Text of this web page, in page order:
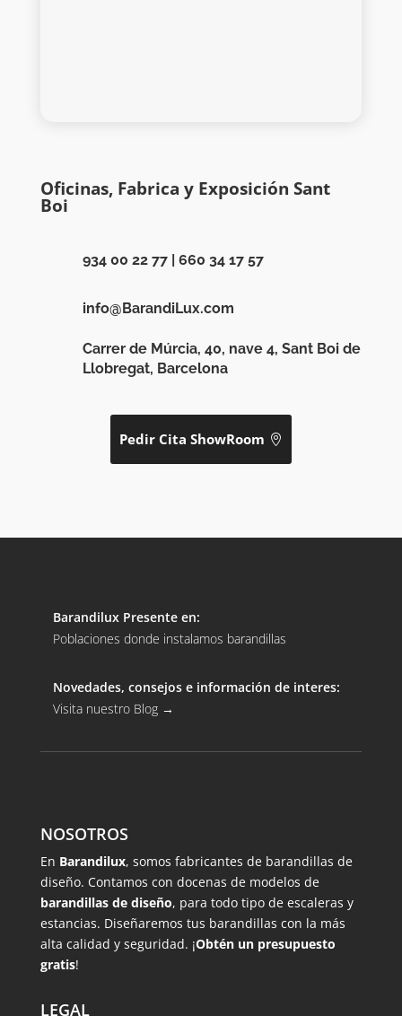
Oficinas, Fabrica y Exposición Sant
Boi
934 00 22 77| 660 34 17 57
info@BarandiLux.com
Carrer de Múrcia, 40, nave 4, Sant Boi de
Llobregat, Barcelona
Pedir Cita ShowRoom
Barandilux Presente en:
Poblaciones donde instalamos barandillas
Novedades, consejos e información de interes:
Visita nuestro Blog →
NOSOTROS
En Barandilux, somos fabricantes de barandillas de
diseño. Contamos con docenas de modelos de
barandillas de diseño, para todo tipo de escaleras y
estancias. Diseñaremos tus barandillas con la más
alta calidad y seguridad. ¡Obtén un presupuesto
gratis!
LEGAL